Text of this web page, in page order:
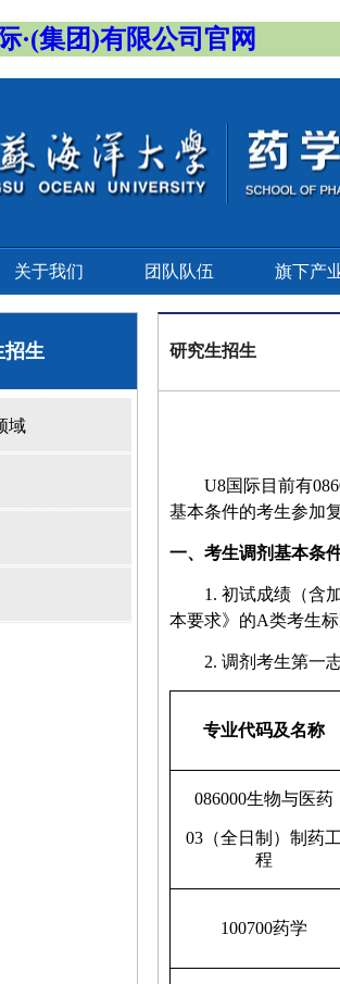
·(集团)有限公司官网
关于我们 团队队伍 旗下产
招生
域
研究生招生
U8国际目前有
基本条件的考生参加
一、考生调剂基本条
1. 初试成绩（含
本要求》的A类考生
2. 调剂考生第一
专业代码及名称
086000生物与医药
03 （全日制）制药
程
100700药学